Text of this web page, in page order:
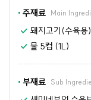
주재료 Main
돼지고기(수육
물 5컵 (1L)
부재료 Sub